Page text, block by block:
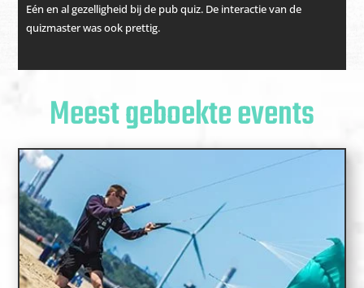
Eén en al gezelligheid bij de pub quiz. De interactie van de
quizmaster was ook prettig.
Meest geboekte events